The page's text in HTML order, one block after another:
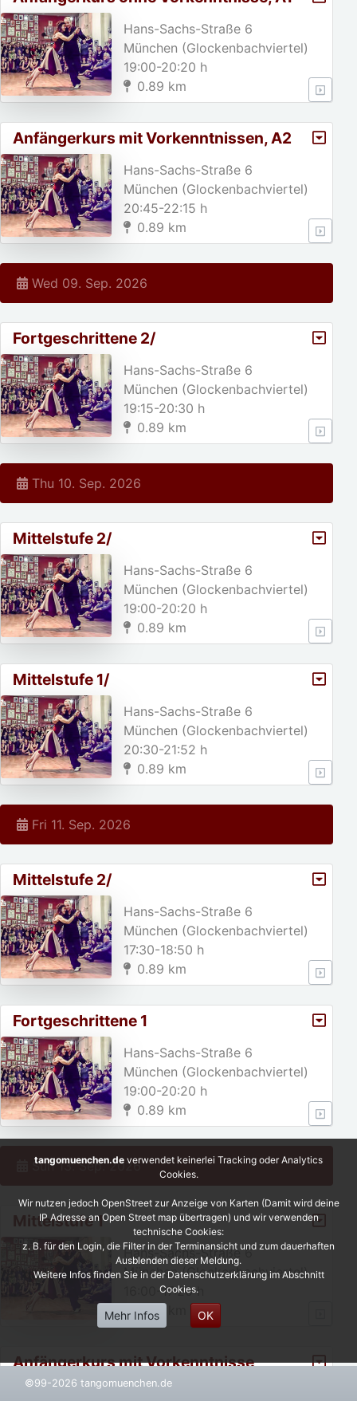
Hans-Sachs-Straße 6
München (Glockenbachviertel)
19:00-20:20 h
0.89 km
Anfängerkurs mit Vorkenntnissen, A2
Hans-Sachs-Straße 6
München (Glockenbachviertel)
20:45-22:15 h
0.89 km
Wed 09. Sep. 2026
Fortgeschrittene 2/
Hans-Sachs-Straße 6
München (Glockenbachviertel)
19:15-20:30 h
0.89 km
Thu 10. Sep. 2026
Mittelstufe 2/
Hans-Sachs-Straße 6
München (Glockenbachviertel)
19:00-20:20 h
0.89 km
Mittelstufe 1/
Hans-Sachs-Straße 6
München (Glockenbachviertel)
20:30-21:52 h
0.89 km
Fri 11. Sep. 2026
Mittelstufe 2/
Hans-Sachs-Straße 6
München (Glockenbachviertel)
17:30-18:50 h
0.89 km
Fortgeschrittene 1
Hans-Sachs-Straße 6
München (Glockenbachviertel)
19:00-20:20 h
0.89 km
Sun 13. Sep. 2026
Mittelstufe 1
Hans-Sachs-Straße 6
München (Glockenbachviertel)
16:00-17:20 h
0.89 km
Anfängerkurs mit Vorkenntnisse,
A2/Weihnachtspause von 23. 1
©99-2026 tangomuenchen.de
tangomuenchen.de verwendet keinerlei Tracking oder Analytics
Cookies.
Wir nutzen jedoch OpenStreet zur Anzeige von Karten (Damit wird deine
IP Adresse an Open Street map übertragen) und wir verwenden
technische Cookies:
z. B. für den Login, die Filter in der Terminansicht und zum dauerhaften
Ausblenden dieser Meldung.
Weitere Infos finden Sie in der Datenschutzerklärung im Abschnitt
Cookies.
Mehr Infos OK